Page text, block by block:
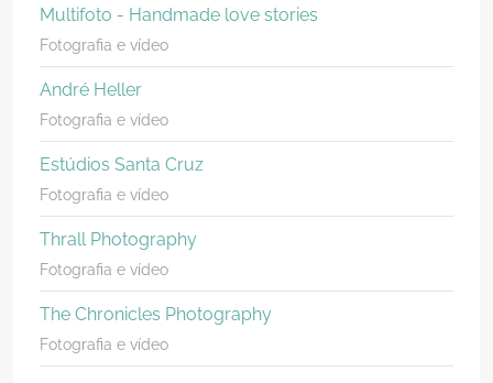
Multifoto - Handmade love stories
Fotografia e vídeo
André Heller
Fotografia e vídeo
Estúdios Santa Cruz
Fotografia e vídeo
Thrall Photography
Fotografia e vídeo
The Chronicles Photography
Fotografia e vídeo